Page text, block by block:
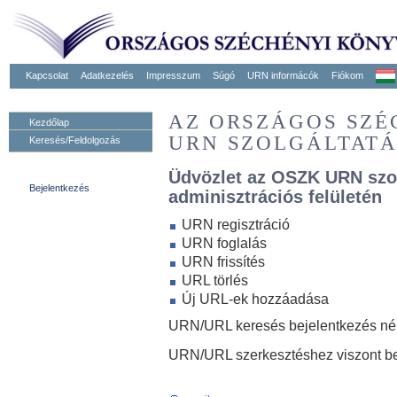
Kapcsolat Adatkezelés Impresszum Súgó URN informácók Fiókom
Kezdőlap
Keresés/Feldolgozás
Bejelentkezés
AZ ORSZÁGOS
URN
Üdvözlet az OSZK URN
adminisztrációs felületén
URN regisztráció
URN foglalás
URN frissítés
URL törlés
Új URL-ek hozzáadása
URN/URL keresés bejelentkezés
URN/URL szerkesztéshez viszont